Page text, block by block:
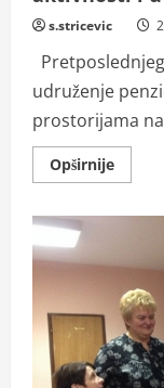
s.stricevic
udruženje
prostorijama
OpširnijeRead
more
Brojne
i
u
2022!